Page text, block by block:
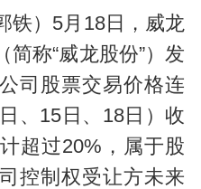
铁）5月18日，威龙
称“威龙股份”）发
司股票交易价格连
、15日、18日）收
超过20%，属于股
控制权受让方未来